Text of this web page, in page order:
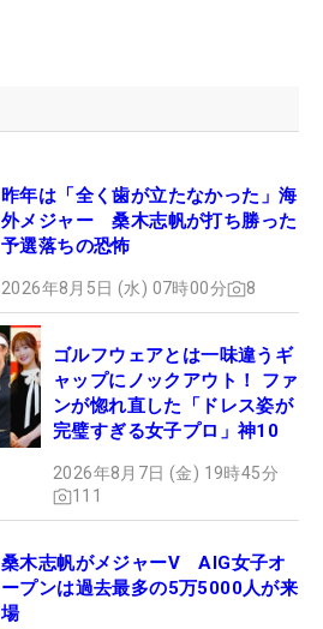
昨年は「全く歯が立たなかった」海
外メジャー 桑木志帆が打ち勝った
予選落ちの恐怖
2026年8月5日 (水) 07時00分 8
ゴルフウェアとは一味違うギ
ャップにノックアウト！ ファ
ンが惚れ直した「ドレス姿が
完璧すぎる女子プロ」神10
2026年8月7日 (金) 19時45分
111
桑木志帆がメジャーV AIG女子オ
ープンは過去最多の5万5000人が来
場